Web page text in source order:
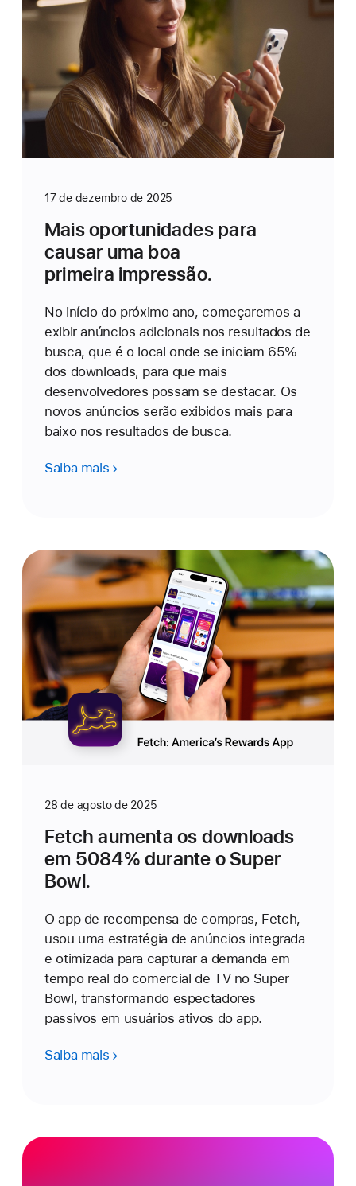
17 de dezembro de 2025
Mais oportunidades para
causar uma boa
primeira impressão.
No início do próximo ano, começaremos a
exibir anúncios adicionais nos resultados de
busca, que é o local onde se iniciam 65%
dos downloads, para que mais
desenvolvedores possam se destacar. Os
novos anúncios serão exibidos mais para
baixo nos resultados de busca.
Saiba mais
28 de agosto de 2025
Fetch aumenta os downloads
em 5084% durante o Super
Bowl.
O app de recompensa de compras, Fetch,
usou uma estratégia de anúncios integrada
e otimizada para capturar a demanda em
tempo real do comercial de TV no Super
Bowl, transformando espectadores
passivos em usuários ativos do app.
Saiba mais